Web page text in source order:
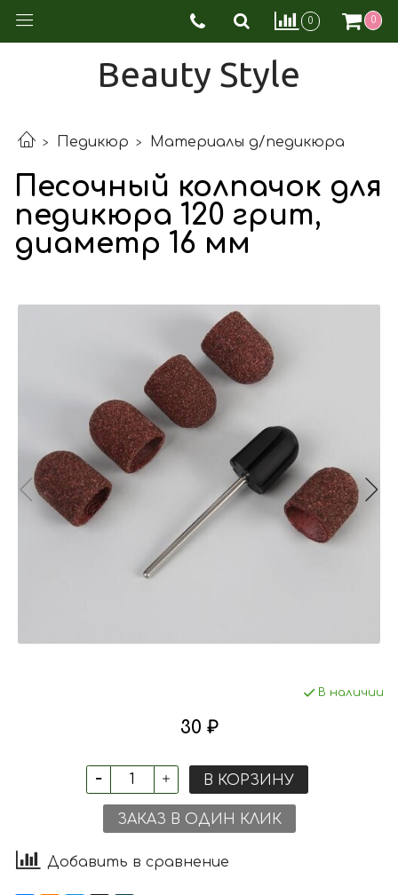
0 0
Beauty Style
Педикюр Материалы д/педикюра
Песочный колпачок для
педикюра 120 грит,
диаметр 16 мм
В наличии
30 ₽
В КОРЗИНУ
ЗАКАЗ В ОДИН КЛИК
Добавить в сравнение